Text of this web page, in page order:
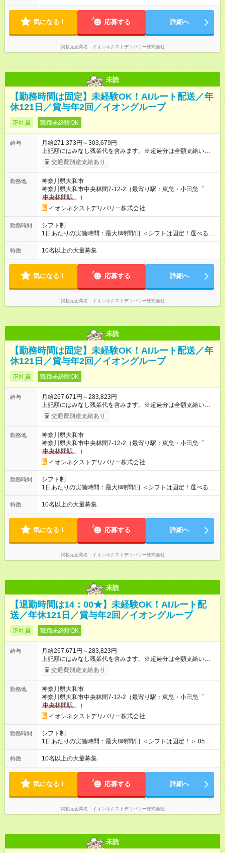
選択可 ■07：30～16：30 ■12：00～21：00 ■14：00～23：00
気になる！ 応募する 詳細へ
掲載元企業名 イオンネクストデリバリー株式会社
未読
【勤務時間は固定】未経験OK！AIルート配送／年
休121日／賞与年2回／イオングループ
正社員 職種未経験OK
給与
月給271,373円～303,679円
上記額にはみなし残業代を含みます。※超過分は全額支給いたし
ます。 みなし残業代 19,373円 ～ 21,679円／月 みなし残業時
間 10時間／月 【試用期間】試用期間あり 試用期間の長さ：3ヶ
用形態：本採用時と同じです。 給与：月給 258,451
円 ～ 263,835円 上記額にはみなし残業代を含みます。※超過分
は全額支給いたします。 みなし残業代 18,835円以上／月 みなし
残業時間 10時間／月 ※研修および試用期間中は給与が上記にな
り、 その他の待遇に変更はございません。 ■本配属後：月給
271,373円～303,679円 ※定額残業代10h分（19,373円～21,679
円）を含む（超過分は別途支給）
交通費別途支給あり
勤務地
神奈川県大和市
神奈川県大和市中央林間7-12-2（最寄り駅：東急・小田急「
中央林間駅 」）
イオンネクストデリバリー株式会社
勤務時間
シフト制
1日あたりの実働時間：最大8時間/日 ＜シフトは固定！選べる勤
務時間＞ （1）05：00～14：00 （2）07：30～16：30 （3）
12：00～21：00 （4）14：00～23：00 ーーーーーーーーーー
気にせず、通勤できます
特徴 10名以上の大量募集
気になる！ 応募する 詳細へ
掲載元企業名 イオンネクストデリバリー株式会社
未読
【勤務時間は固定】未経験OK！AIルート配送／年
休121日／賞与年2回／イオングループ
正社員 職種未経験OK
給与
月給267,671円～283,823円
上記額にはみなし残業代を含みます。※超過分は全額支給いたし
ます。 みなし残業代 35,671円／月 みなし残業時間 20時間／月
【試用期間】試用期間あり 試用期間の長さ：3ヶ月 ※ 雇用形態
用時と同じです。 給与：月給 256,133円以上 上記額にはみなし
残業代を含みます。※超過分は全額支給いたします。 みなし残
業代 34,133円以上／月 みなし残業時間 20時間／月 ■研修
後 ：月給261，902円(一律手当含む) ■本配属後 ：月給
267，671円～283，823円(一律手当含む) ※研修期間中は給与が
上記になり、 その他の待遇に変更はございません。
交通費別途支給あり
勤務地
神奈川県大和市
神奈川県大和市中央林間7-12-2（最寄り駅：東急・小田急「
中央林間駅 」）
イオンネクストデリバリー株式会社
勤務時間
シフト制
1日あたりの実働時間：最大8時間/日 ＜シフトは固定！選べる勤
務時間＞ （1）05：00～14：00 （2）07：30～16：30 （3）
12：00～21：00 （4）14：00～23：00 ーーーーーーーーーー
気にせず、通勤できます
特徴 10名以上の大量募集
気になる！ 応募する 詳細へ
掲載元企業名 イオンネクストデリバリー株式会社
未読
【退勤時間は14：00★】未経験OK！AIルート配
送／年休121日／賞与年2回／イオングループ
正社員 職種未経験OK
給与
月給267,671円～283,823円
上記額にはみなし残業代を含みます。※超過分は全額支給いたし
ます。 みなし残業代 35,671円／月 みなし残業時間 20時間／月
【試用期間】試用期間あり 試用期間の長さ：3ヶ月 ※ 雇用形態
用時と同じです。 給与：月給 256,133円以上 上記額にはみなし
残業代を含みます。※超過分は全額支給いたします。 みなし残
業代 34,133円以上／月 みなし残業時間 20時間／月 ■研修
後 ：月給261，902円(一律手当含む) ■本配属後 ：月給
267，671円～283，823円(一律手当含む) ※研修期間中は給与が
上記になり、 その他の待遇に変更はございません。
交通費別途支給あり
勤務地
神奈川県大和市
神奈川県大和市中央林間7-12-2（最寄り駅：東急・小田急「
中央林間駅 」）
イオンネクストデリバリー株式会社
勤務時間
シフト制
1日あたりの実働時間：最大8時間/日 ＜シフトは固定！＞ 05：
00～14：00 ーーーーーーーーーーーーーーー 早朝通勤が伴う
ためマイカー通勤OK！ 電車の時間を気にせず、通勤できます ー
選択可 ■07：30～16：30 ■12：00～21：00 ■14：00～23：00
特徴 10名以上の大量募集
気になる！ 応募する 詳細へ
掲載元企業名 イオンネクストデリバリー株式会社
未読